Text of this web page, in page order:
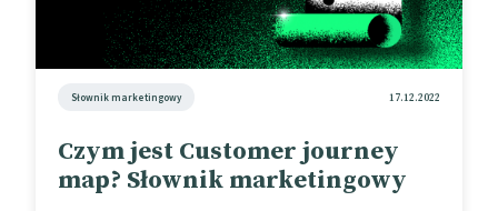
Słownik marketingowy 17.12.2022
Czym jest Customer journey
map? Słownik marketingowy